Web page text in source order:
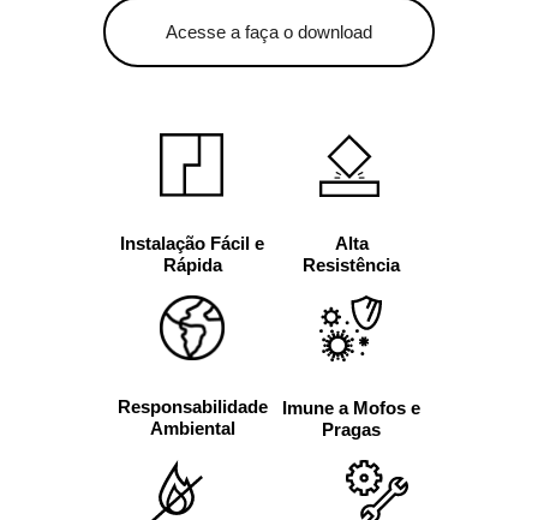
Acesse a faça o download
Instalação Fácil e
Rápida
Alta
Resistência
Responsabilidade
Ambiental
Imune a Mofos e
Pragas